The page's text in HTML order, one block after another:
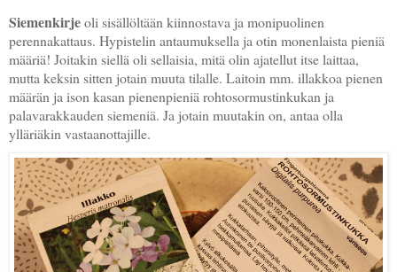
Siemenkirjeoli sisällöltään kiinnostava ja monipuolinen
perennakattaus. Hypistelin antaumuksella ja otin monenlaista pieniä
määriä! Joitakin siellä oli sellaisia, mitä olin ajatellut itse laittaa,
mutta keksin sitten jotain muuta tilalle. Laitoin mm. illakkoa pienen
määrän ja ison kasan pienenpieniä rohtosormustinkukan ja
palavarakkauden siemeniä. Ja jotain muutakin on, antaa olla
ylläriäkin vastaanottajille.